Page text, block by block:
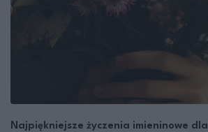
Najpiękniejsze życzenia imieninowe